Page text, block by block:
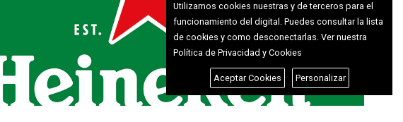
Utilizamos cookies nuestras y de terceros para el
funcionamiento del digital. Puedes consultar la lista
de cookies y como desconectarlas. Ver nuestra
Política de Privacidad y Cookies
Aceptar Cookies Personalizar